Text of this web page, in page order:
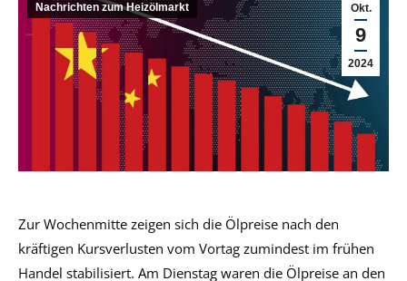
Okt.
9
2024
Nachrichten zum Heizölmarkt
Zur Wochenmitte zeigen sich die Ölpreise nach den
kräftigen Kursverlusten vom Vortag zumindest im frühen
Handel stabilisiert. Am Dienstag waren die Ölpreise an den